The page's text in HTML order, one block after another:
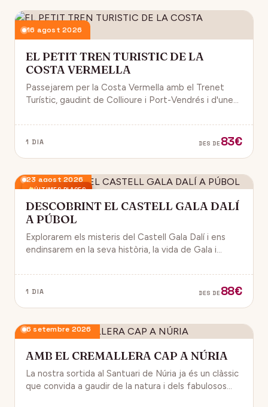
16 agost 2026
EL PETIT TREN TURISTIC DE LA
COSTA VERMELLA
Passejarem per la Costa Vermella amb el Trenet
Turístic, gaudint de Collioure i Port-Vendrés i d'unes
1 DIA DES DE 83€
ÚLTIMES PLACES
23 agost 2026
DESCOBRINT EL CASTELL GALA DALÍ
A PÚBOL
Explorarem els misteris del Castell Gala Dalí i ens
endinsarem en la seva història, la vida de Gala i
1 DIA DES DE 88€
6 setembre 2026
AMB EL CREMALLERA CAP A NÚRIA
La nostra sortida al Santuari de Núria ja és un clàssic
que convida a gaudir de la natura i dels fabulosos